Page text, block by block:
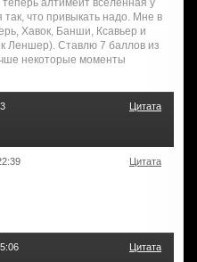
так, что привыкать надо. Мне в
Хавок, Банши, Ксавьер и
Леншер). Ставлю 7 баллов из
некоторые моменты
Цитата
Цитата
Цитата